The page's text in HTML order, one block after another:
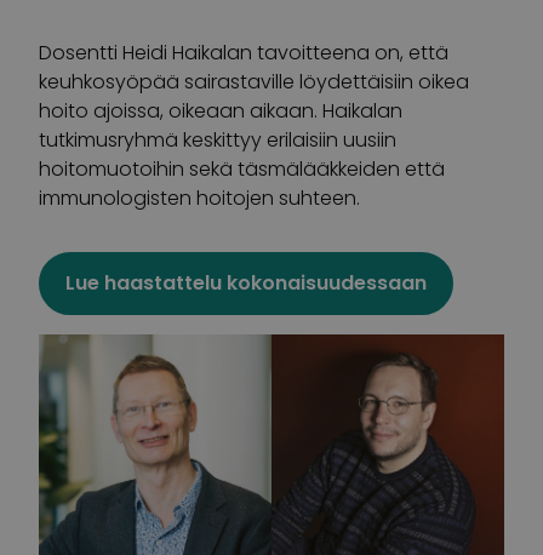
Dosentti Heidi Haikalan tavoitteena on, että
keuhkosyöpää sairastaville löydettäisiin oikea
hoito ajoissa, oikeaan aikaan. Haikalan
tutkimusryhmä keskittyy erilaisiin uusiin
hoitomuotoihin sekä täsmälääkkeiden että
immunologisten hoitojen suhteen.
Lue haastattelu kokonaisuudessaan